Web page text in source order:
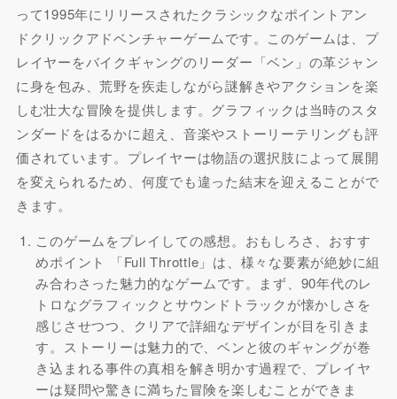
って1995年にリリースされたクラシックなポイントアン
ドクリックアドベンチャーゲームです。このゲームは、プ
レイヤーをバイクギャングのリーダー「ベン」の革ジャン
に身を包み、荒野を疾走しながら謎解きやアクションを楽
しむ壮大な冒険を提供します。グラフィックは当時のスタ
ンダードをはるかに超え、音楽やストーリーテリングも評
価されています。プレイヤーは物語の選択肢によって展開
を変えられるため、何度でも違った結末を迎えることがで
きます。
このゲームをプレイしての感想。おもしろさ、おすす
めポイント 「Full Throttle」は、様々な要素が絶妙に組
み合わさった魅力的なゲームです。まず、90年代のレ
トロなグラフィックとサウンドトラックが懐かしさを
感じさせつつ、クリアで詳細なデザインが目を引きま
す。ストーリーは魅力的で、ベンと彼のギャングが巻
き込まれる事件の真相を解き明かす過程で、プレイヤ
ーは疑問や驚きに満ちた冒険を楽しむことができま